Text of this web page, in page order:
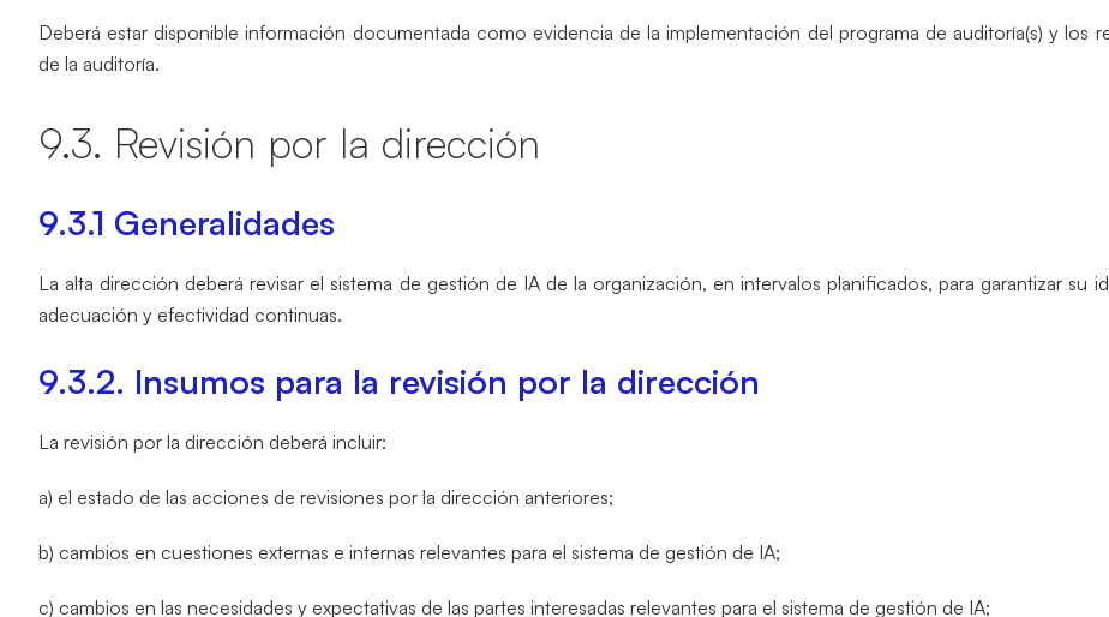
Deberá estar disponible información documentada como evidencia de la implementación del programa de auditoría(s) y los
de la auditoría.
9.3. Revisión por la dirección
9.3.1 Generalidades
La alta dirección deberá revisar el sistema de gestión de IA de la organización, en intervalos planificados, para garantizar su
adecuación y efectividad continuas.
9.3.2. Insumos para la revisión por la dirección
La revisión por la dirección deberá incluir:
a) el estado de las acciones de revisiones por la dirección anteriores;
b) cambios en cuestiones externas e internas relevantes para el sistema de gestión de IA;
c) cambios en las necesidades y expectativas de las partes interesadas relevantes para el sistema de gestión de IA;